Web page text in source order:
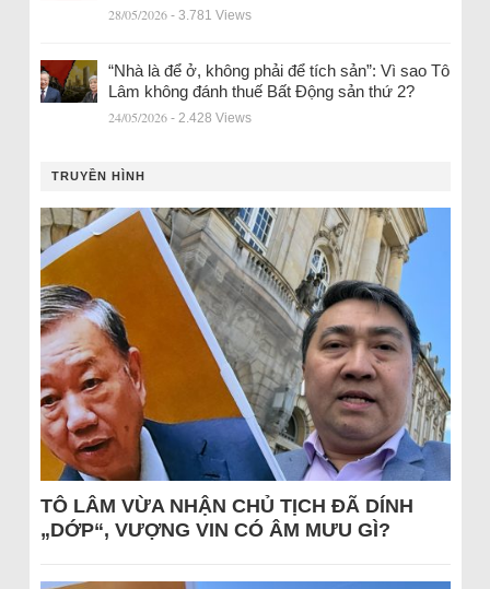
28/05/2026 - 3.781 Views
“Nhà là để ở, không phải để tích sản”: Vì sao Tô
Lâm không đánh thuế Bất Động sản thứ 2?
24/05/2026 - 2.428 Views
TRUYỀN HÌNH
TÔ LÂM VỪA NHẬN CHỦ TỊCH ĐÃ DÍNH
„DỚP“, VƯỢNG VIN CÓ ÂM MƯU GÌ?